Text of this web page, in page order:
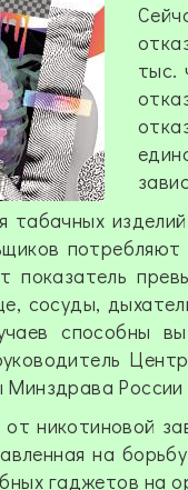
тыс.
сосуды,
способны
никотиновой
на
гаджетов на